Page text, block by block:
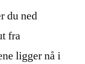
du ned
fra
ligger nå i